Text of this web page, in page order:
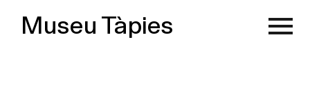
Museu Tàpies